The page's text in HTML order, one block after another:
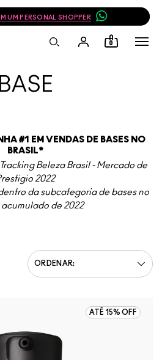
FIDELIDADE E GANHE 10% OFF NA SUA
0
BASE
#1 EM VENDAS DE BASES NO
BRASIL*
Beleza Brasil - Mercado de
2022
da subcategoria de bases no
de 2022
ATÉ 15% OFF